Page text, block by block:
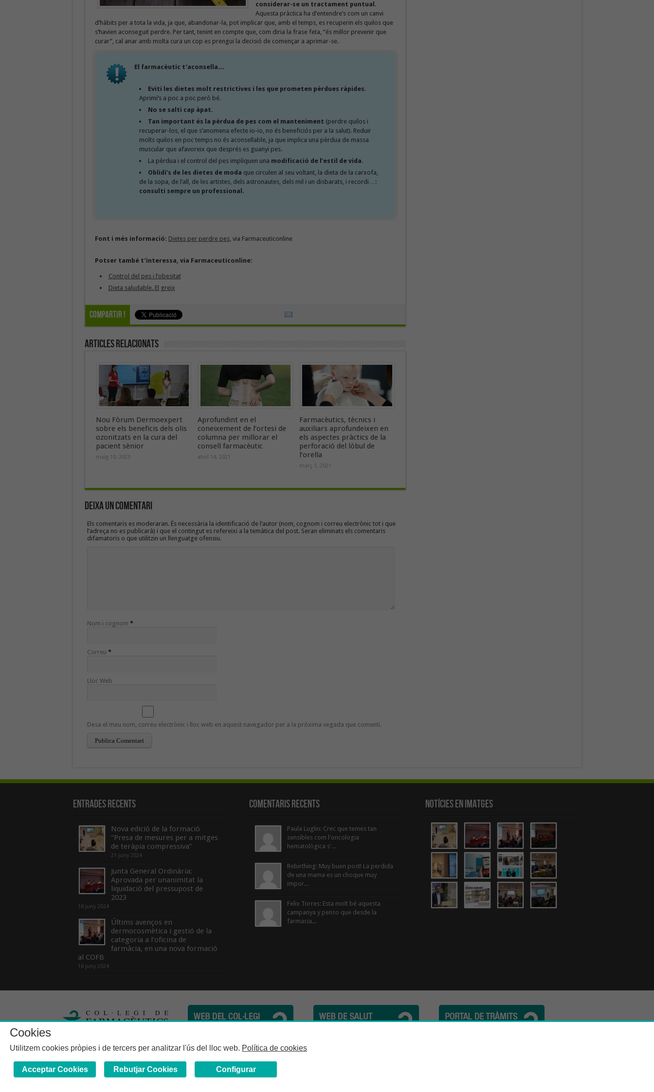
considerar-se un tractament puntual.
Aquesta pràctica ha d’entendre’s com un canvi
d’hàbits per a tota la vida, ja que, abandonar-la, pot implicar que, amb el temps, es recuperin els quilos que
s’havien aconseguit perdre. Per tant, tenint en compte que, com diria la frase feta, “és millor prevenir que
curar”, cal anar amb molta cura un cop es prengui la decisió de començar a aprimar-se.
El farmacèutic t’aconsella…
Eviti les dietes molt restrictives i les que prometen pèrdues ràpides.
Aprimi’s a poc a poc però bé.
No se salti cap àpat.
Tan important és la pèrdua de pes com el manteniment (perdre quilos i
recuperar-los, el que s’anomena efecte io-io, no és beneficiós per a la salut). Reduir
molts quilos en poc temps no és aconsellable, ja que implica una pèrdua de massa
muscular que afavoreix que després es guanyi pes.
La pèrdua i el control del pes impliquen una modificació de l’estil de vida.
Oblidi’s de les dietes de moda que circulen al seu voltant, la dieta de la carxofa,
de la sopa, de l’all, de les artistes, dels astronautes, dels mil i un disbarats, i recordi…:
consulti sempre un professional.
Font i més informació: Dietes per perdre pes, via Farmaceuticonline
Potser també t’interessa, via Farmaceuticonline:
Control del pes i l’obesitat
Dieta saludable. El greix
Compartir !
Articles Relacionats
Nou Fòrum Dermoexpert
sobre els beneficis dels olis
ozonitzats en la cura del
pacient sènior
maig 10, 2023
Aprofundint en el
coneixement de l’ortesi de
columna per millorar el
consell farmacèutic
abril 14, 2021
Farmacèutics, tècnics i
auxiliars aprofundeixen en
els aspectes pràctics de la
perforació del lòbul de
l’orella
març 1, 2021
Deixa un Comentari
Els comentaris es moderaran. És necessària la identificació de l’autor (nom, cognom i correu electrònic tot i que
l’adreça no es publicarà) i que el contingut es refereixi a la temàtica del post. Seran eliminats els comentaris
difamatoris o que utilitzin un llenguatge ofensiu.
Nom i cognom *
Correu *
Lloc Web
Desa el meu nom, correu electrònic i lloc web en aquest navegador per a la pròxima vegada que comenti.
Entrades recents
Nova edició de la formació
“Presa de mesures per a mitges
de teràpia compressiva”
21 juny 2024
Junta General Ordinària:
Aprovada per unanimitat la
liquidació del pressupost de
2023
18 juny 2024
Últims avenços en
dermocosmètica i gestió de la
categoria a l’oficina de
farmàcia, en una nova formació
al COFB
18 juny 2024
Comentaris Recents
Paula Luglin: Crec que temes tan
sensibles com l'oncologia
hematològica s'...
Rebirthing: Muy buen post! La perdida
de una mama es un choque muy
impor...
Felix Torres: Esta molt bé aquesta
campanya y penso que desde la
farmacia...
Notícies en Imatges
Col·legi de Farmacèutics de la Província de Barcelona | C. Girona, n° 64-66 - 08009 Barcelona | Tel. (34) 932 44 07 10
Cookies
Utilitzem cookies pròpies i de tercers per analitzar l'ús del lloc web. Política de cookies
Acceptar Cookies Rebutjar Cookies Configurar